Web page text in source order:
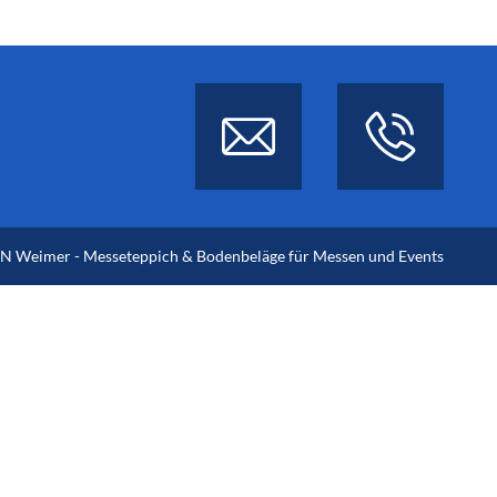
Weimer - Messeteppich & Bodenbeläge für Messen und Events